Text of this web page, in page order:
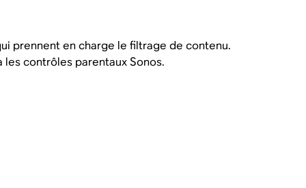
prennent en charge le filtrage de contenu.
contrôles parentaux Sonos.